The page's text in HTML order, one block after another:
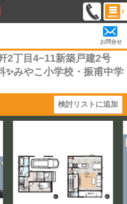
お問合せ
2丁目4−11新築戸建2号
✨️みやこ小学校・振甫中学
検討リストに追加